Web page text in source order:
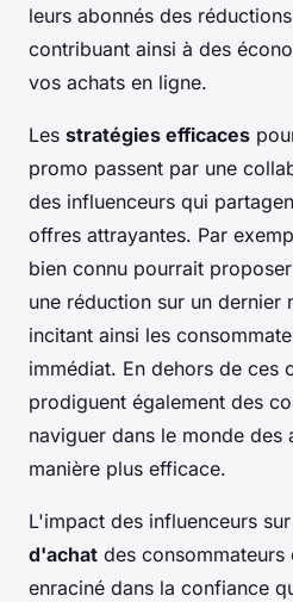
leurs abonnés des
contribuant ainsi à des
vos achats en ligne.
Les stratégies efficaces
promo passent par une
des influenceurs qui
offres attrayantes. Par
bien connu pourrait
une réduction sur un dernier
incitant ainsi les
immédiat. En dehors de ces
prodiguent également des
naviguer dans le monde des
manière plus efficace.
L'impact des influenceurs
d'achat des
enraciné dans la confiance